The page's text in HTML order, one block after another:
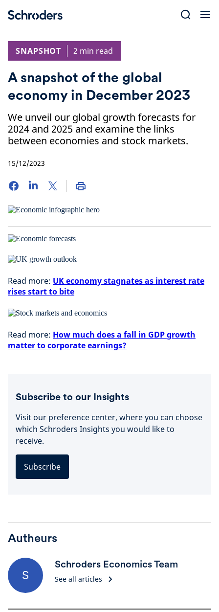
SNAPSHOT
2 min read
A snapshot of the global
economy in December 2023
We unveil our global growth forecasts for
2024 and 2025 and examine the links
between economies and stock markets.
15/12/2023
Read more: UK economy stagnates as interest rate
rises start to bite
Read more: How much does a fall in GDP growth
matter to corporate earnings?
Subscribe to our Insights
Visit our preference center, where you can choose
which Schroders Insights you would like to
receive.
Subscribe
Autheurs
S
Schroders Economics Team
See all articles